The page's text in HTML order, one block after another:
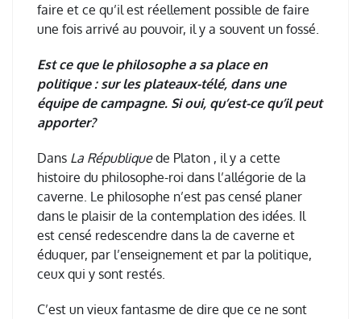
faire et ce qu’il est réellement possible de faire
une fois arrivé au pouvoir, il y a souvent un fossé.
Est ce que le philosophe a sa place en
politique : sur les plateaux-télé, dans une
équipe de campagne. Si oui, qu’est-ce qu’il peut
apporter?
Dans La Républiquede Platon , il y a cette
histoire du philosophe-roi dans l’allégorie de la
caverne. Le philosophe n’est pas censé planer
dans le plaisir de la contemplation des idées. Il
est censé redescendre dans la de caverne et
éduquer, par l’enseignement et par la politique,
ceux qui y sont restés.
C’est un vieux fantasme de dire que ce ne sont